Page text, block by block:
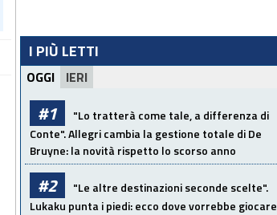
I PIÙ LETTI
OGGI IERI
#1
"Lo tratterà come tale, a differenza di
Conte". Allegri cambia la gestione totale di De
Bruyne: la novità rispetto lo scorso anno
#2
"Le altre destinazioni seconde scelte".
Lukaku punta i piedi: ecco dove vorrebbe giocare